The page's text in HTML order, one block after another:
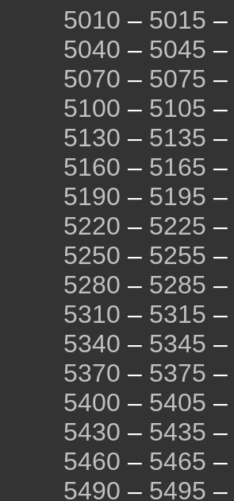
5010 – 5015 –
5040 – 5045 –
5070 – 5075 –
5100 – 5105 –
5130 – 5135 –
5160 – 5165 –
5190 – 5195 –
5220 – 5225 –
5250 – 5255 –
5280 – 5285 –
5310 – 5315 –
5340 – 5345 –
5370 – 5375 –
5400 – 5405 –
5430 – 5435 –
5460 – 5465 –
5490 – 5495 –